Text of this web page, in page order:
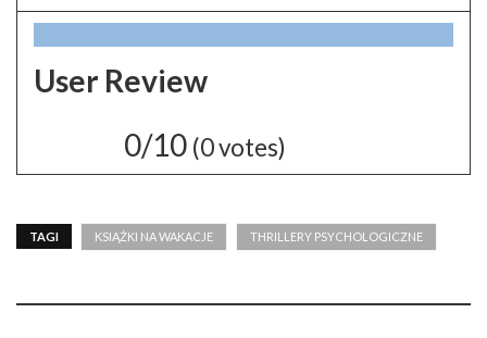
User Review
0/10 (0votes)
TAGI KSIĄŻKI NA WAKACJE THRILLERY PSYCHOLOGICZNE